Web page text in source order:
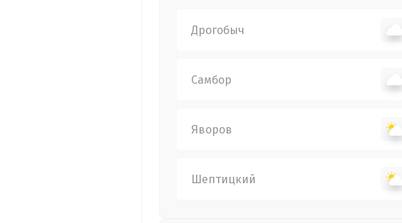
Дрогобыч
Самбор
Яворов
Шептицкий